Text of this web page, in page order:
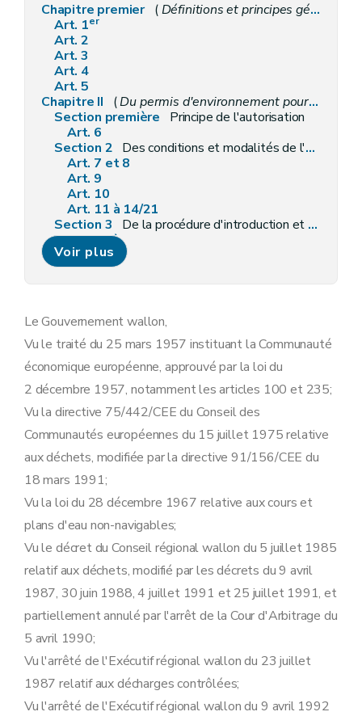
Chapitre premier (Définitions et principes généraux
Art. 1er
Art. 2
Art. 3
Art. 4
Art. 5
Chapitre II
(Du permis d'environnement pour l'implantation et l'exploitation d'un établissement comportant
Section première
Principe de l'autorisation
Art. 6
Section 2 Des conditions et modalités de l'autorisation
Art. 7 et 8
Art. 9
Art. 10
Art. 11 à 14/21
Section 3
De la procédure d'introduction et d'examen de la demande d'autorisation
Art. 15 à 17
Chapitre III
Du permis d'environnement pour l'implantation et l'exploitation d'un établissement comportant un centre d'enfouissement technique
Section première
Art. 19
Art. 21
Section 3 De la procédure d'introduction et d'examen de la demande
Art. 22
Chapitre IV Des recours contre la décision de la Députation permanente, de la modification des conditions de l'autorisation, de sa suspension et de son retrait
Art. 23 et 24
Chapitre V
Surveillance
Art. 25
Chapitre VI Dispositions pénales
Chapitre VII
Art. 27
Art. 28
Art. 29
Annexe
Annexe
Voir plus
Le Gouvernement wallon,
Vu le traité du 25 mars 1957 instituant la Communauté
économique européenne, approuvé par la loi du
2 décembre 1957, notamment les articles 100 et 235;
Vu la directive 75/442/CEE du Conseil des
Communautés européennes du 15 juillet 1975 relative
aux déchets, modifiée par la directive 91/156/CEE du
18 mars 1991;
Vu la loi du 28 décembre 1967 relative aux cours et
plans d'eau non-navigables;
Vu le décret du Conseil régional wallon du 5 juillet 1985
relatif aux déchets, modifié par les décrets du 9 avril
1987, 30 juin 1988, 4 juillet 1991 et 25 juillet 1991, et
partiellement annulé par l'arrêt de la Cour d'Arbitrage du
5 avril 1990;
Vu l'arrêté de l'Exécutif régional wallon du 23 juillet
1987 relatif aux décharges contrôlées;
Vu l'arrêté de l'Exécutif régional wallon du 9 avril 1992